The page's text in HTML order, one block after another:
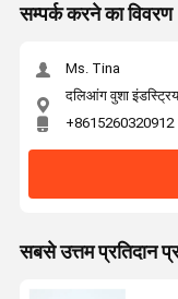
सम्पर्क करने का विवरण
Ms. Tina
दलिआंग वुशा
+8615260320912
सबसे उत्तम प्रतिदान